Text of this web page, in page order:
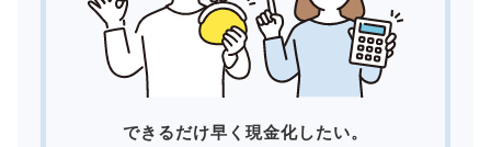
できるだけ早く現金化したい。